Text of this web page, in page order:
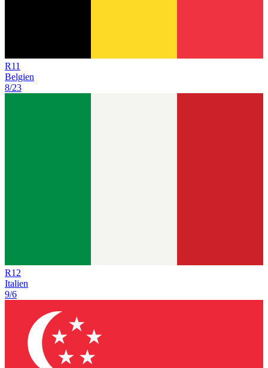
R11
Belgien
8/23
R12
Italien
9/6